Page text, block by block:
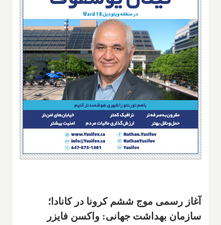
آغاز رسمی موج ششم کرونا در کانادا؛
سازمان بهداشت جهانی: واکسن فایزر